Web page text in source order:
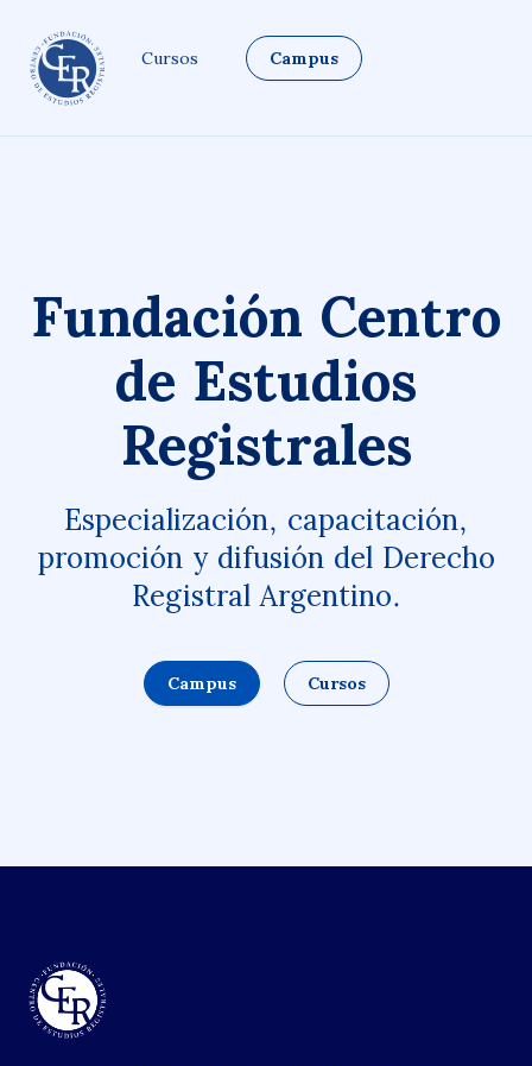
Cursos Campus
Fundación Centro
de Estudios
Registrales
Especialización, capacitación,
promoción y difusión del Derecho
Registral Argentino.
Campus Cursos